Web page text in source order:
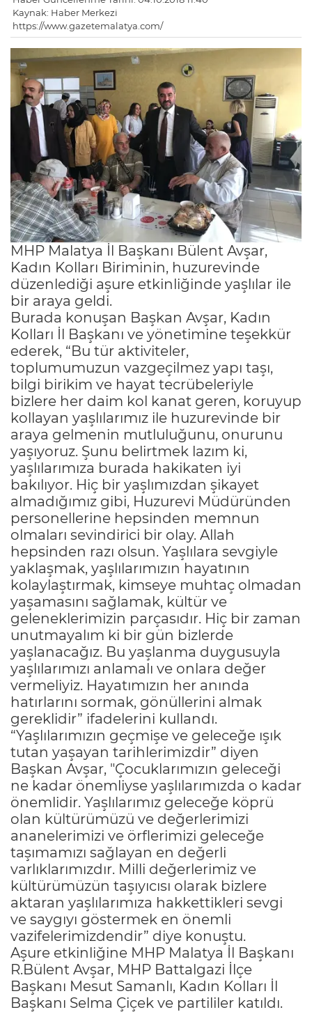
Kaynak: Haber Merkezi
https://www.gazetemalatya.com/
MHP Malatya İl Başkanı Bülent Avşar,
Kadın Kolları Biriminin, huzurevinde
düzenlediği aşure etkinliğinde yaşlılar ile
bir araya geldi.
Burada konuşan Başkan Avşar, Kadın
Kolları İl Başkanı ve yönetimine teşekkür
ederek, “Bu tür aktiviteler,
toplumumuzun vazgeçilmez yapı taşı,
bilgi birikim ve hayat tecrübeleriyle
bizlere her daim kol kanat geren, koruyup
kollayan yaşlılarımız ile huzurevinde bir
araya gelmenin mutluluğunu, onurunu
yaşıyoruz. Şunu belirtmek lazım ki,
yaşlılarımıza burada hakikaten iyi
bakılıyor. Hiç bir yaşlımızdan şikayet
almadığımız gibi, Huzurevi Müdüründen
personellerine hepsinden memnun
olmaları sevindirici bir olay. Allah
hepsinden razı olsun. Yaşlılara sevgiyle
yaklaşmak, yaşlılarımızın hayatının
kolaylaştırmak, kimseye muhtaç olmadan
yaşamasını sağlamak, kültür ve
geleneklerimizin parçasıdır. Hiç bir zaman
unutmayalım ki bir gün bizlerde
yaşlanacağız. Bu yaşlanma duygusuyla
yaşlılarımızı anlamalı ve onlara değer
vermeliyiz. Hayatımızın her anında
hatırlarını sormak, gönüllerini almak
gereklidir” ifadelerini kullandı.
“Yaşlılarımızın geçmişe ve geleceğe ışık
tutan yaşayan tarihlerimizdir” diyen
Başkan Avşar, "Çocuklarımızın geleceği
ne kadar önemliyse yaşlılarımızda o kadar
önemlidir. Yaşlılarımız geleceğe köprü
olan kültürümüzü ve değerlerimizi
ananelerimizi ve örflerimizi geleceğe
taşımamızı sağlayan en değerli
varlıklarımızdır. Milli değerlerimiz ve
kültürümüzün taşıyıcısı olarak bizlere
aktaran yaşlılarımıza hakkettikleri sevgi
ve saygıyı göstermek en önemli
vazifelerimizdendir” diye konuştu.
Aşure etkinliğine MHP Malatya İl Başkanı
R.Bülent Avşar, MHP Battalgazi İlçe
Başkanı Mesut Samanlı, Kadın Kolları İl
Başkanı Selma Çiçek ve partililer katıldı.